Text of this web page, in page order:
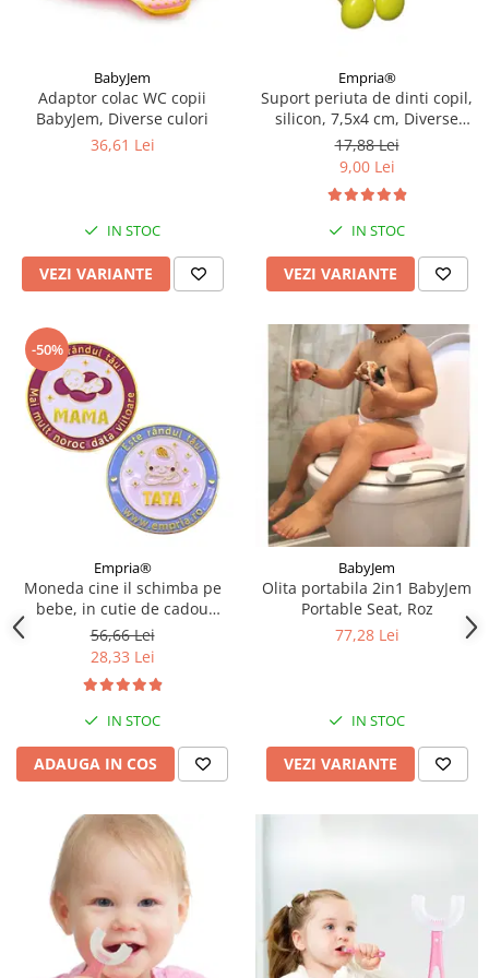
BabyJem
Adaptor colac WC copii
BabyJem, Diverse culori
36,61 Lei
IN STOC
VEZI VARIANTE
Empria®
Suport periuta de dinti copil,
silicon, 7,5x4 cm, Diverse
modele
17,88 Lei
9,00 Lei
IN STOC
VEZI VARIANTE
-50%
Empria®
Moneda cine il schimba pe
bebe, in cutie de cadou
elegant pentru parinti cu nou-
nascuti, Empria, in romana
56,66 Lei
28,33 Lei
IN STOC
ADAUGA IN COS
BabyJem
Olita portabila 2in1 BabyJem
Portable Seat, Roz
77,28 Lei
IN STOC
VEZI VARIANTE